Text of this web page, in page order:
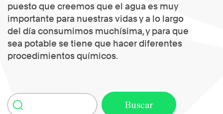
puesto que creemos que el agua es muy
importante para nuestras vidas y a lo largo
del día consumimos muchísima, y para que
sea potable se tiene que hacer diferentes
procedimientos químicos.